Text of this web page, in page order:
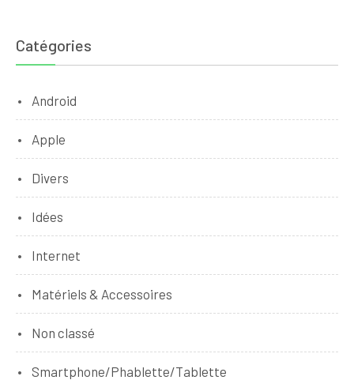
Catégories
Android
Apple
Divers
Idées
Internet
Matériels & Accessoires
Non classé
Smartphone/Phablette/Tablette